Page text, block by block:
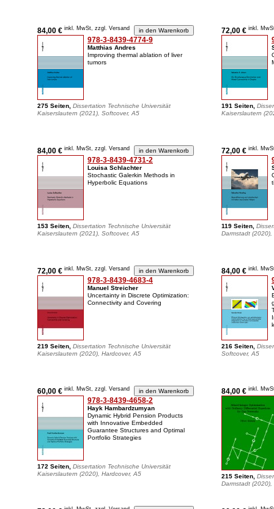
84,00 € inkl. MwSt, zzgl. Versand
978-3-8439-4774-9
Matthias Andres
Improving thermal ablation of liver
tumors
275 Seiten, Dissertation Technische Universität
Kaiserslautern (2021), Softcover, A5
84,00 € inkl. MwSt, zzgl. Versand
978-3-8439-4731-2
Louisa Schlachter
Stochastic Galerkin Methods in
Hyperbolic Equations
153 Seiten, Dissertation Technische Universität
Kaiserslautern (2021), Softcover, A5
72,00 € inkl. MwSt, zzgl. Versand
978-3-8439-4683-4
Manuel Streicher
Uncertainty in Discrete Optimization:
Connectivity and Covering
219 Seiten, Dissertation Technische Universität
Kaiserslautern (2020), Hardcover, A5
60,00 € inkl. MwSt, zzgl. Versand
978-3-8439-4658-2
Hayk Hambardzumyan
Dynamic Hybrid Pension Products
with Innovative Embedded
Guarantee Structures and Optimal
Portfolio Strategies
172 Seiten, Dissertation Technische Universität
Kaiserslautern (2020), Hardcover, A5
72,00 € inkl.
191 Seiten,
Kaiserslautern
72,00 € inkl.
119 Seiten,
Darmstadt (2020),
84,00 € inkl.
216 Seiten,
Softcover, A5
84,00 € inkl.
215 Seiten,
Darmstadt (2020),